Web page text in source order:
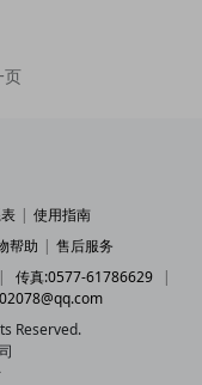
页
| 使用指南
帮助 | 售后服务
| 传真:0577-61786629
|
Reserved.